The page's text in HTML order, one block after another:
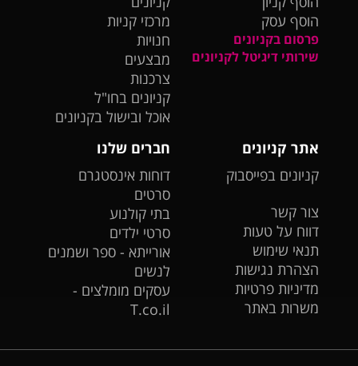
הוסף עסק
פרסום בקניונים
שירותי דיגיטל לקניונים
מרכזי קניות
חנויות
מבצעים
צרכנות
קניונים בחו"ל
אוכל ובישול בקניונים
אתר קניונים
קניונים בפייסבוק
צור קשר
דווח על טעות
תנאי שימוש
הצהרת נגישות
מדיניות פרטיות
משרות באתר
חברים שלנו
דוחות אינסטגרם
סרטים
בתי קולנוע
סרטי ילדים
אורייתא - ספר ושמנים
לנשים
עסקים מומלצים -
T.co.il